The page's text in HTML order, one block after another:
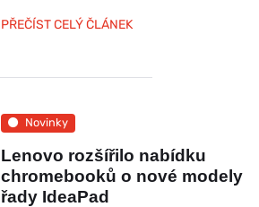
PŘEČÍST CELÝ ČLÁNEK
Novinky
Lenovo rozšířilo nabídku
chromebooků o nové modely
řady IdeaPad